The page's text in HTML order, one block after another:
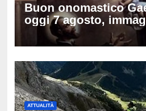
Buon onomastico
oggi 7 agosto,
di auguri da
social
ATTUALITÀ